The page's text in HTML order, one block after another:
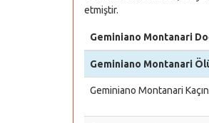
etmiştir.
Geminiano Montanari
Geminiano Montanari
Geminiano Montanari